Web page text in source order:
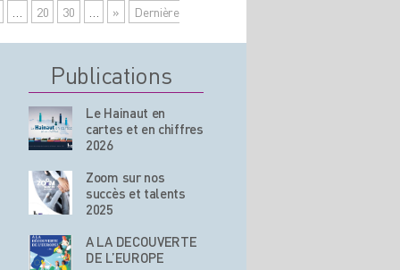
20 30 » Dernière
Publications
Le Hainaut en
cartes et en chiffres
2026
Zoom sur nos
succès et talents
2025
A LA DECOUVERTE
DE L’EUROPE